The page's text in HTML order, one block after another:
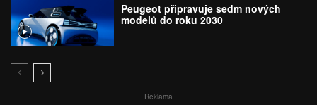
Peugeot připravuje sedm nových
modelů do roku 2030
Reklama